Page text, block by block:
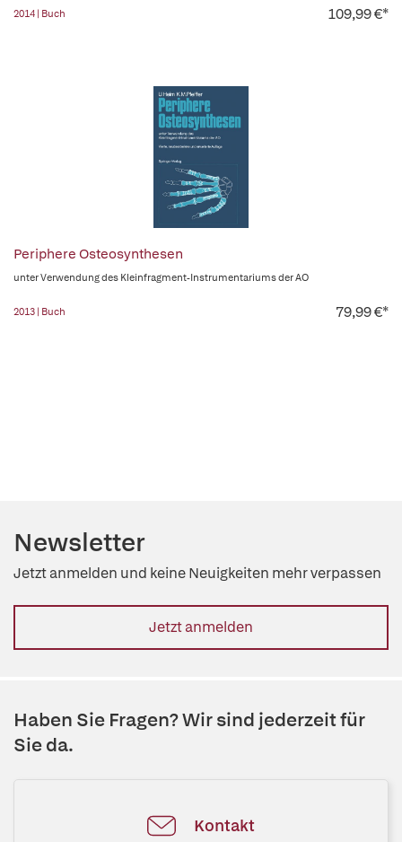
2014 | Buch 109,99 €*
Periphere Osteosynthesen
unter Verwendung des Kleinfragment-Instrumentariums der AO
2013 | Buch 79,99 €*
Newsletter
Jetzt anmelden und keine Neuigkeiten mehr verpassen
Jetzt anmelden
Haben Sie Fragen? Wir sind jederzeit für
Sie da.
Kontakt